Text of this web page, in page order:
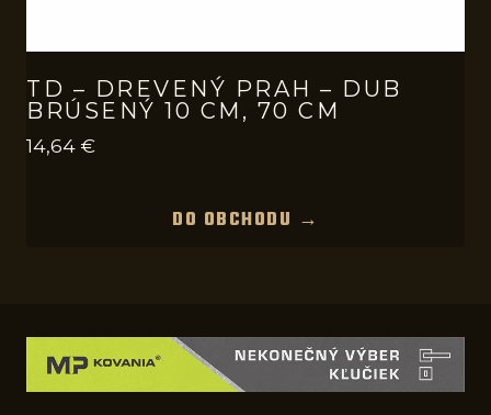
TD – DREVENÝ PRAH – DUB
BRÚSENÝ 10 CM, 70 CM
14,64 €
DO OBCHODU →